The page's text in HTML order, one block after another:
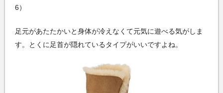
6）
足元があたたかいと身体が冷えなくて元気に遊べる気がしま
す。とくに足首が隠れているタイプがいいですよね。